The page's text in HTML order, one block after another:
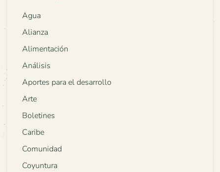
Agua
Alianza
Alimentación
Análisis
Aportes para el desarrollo
Arte
Boletines
Caribe
Comunidad
Coyuntura